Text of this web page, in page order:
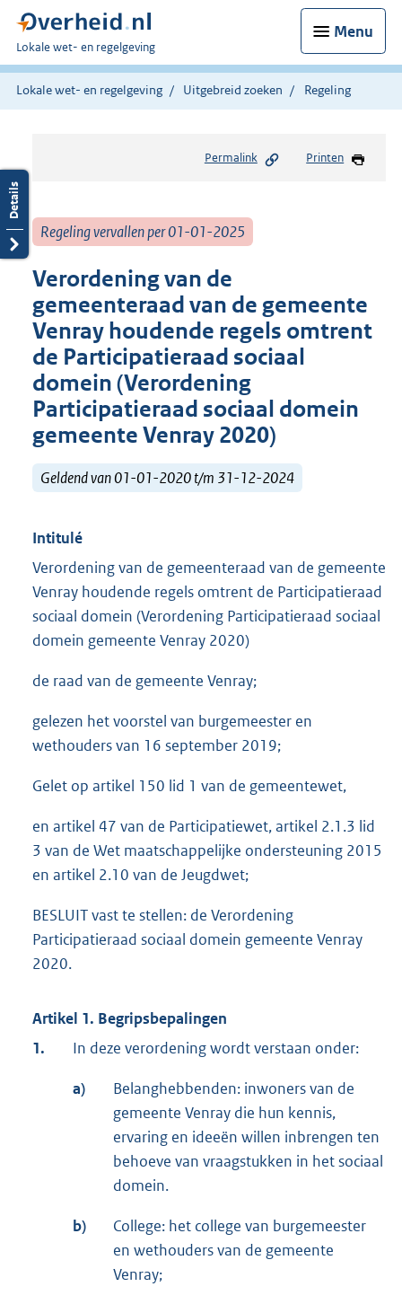
Menu
U
bent
hier:
Lokale wet- en regelgeving
Lokale wet- en regelgeving Uitgebreid zoeken Regeling
Permalink Printen
Regeling vervallen per 01-01-2025
Verordening van de
gemeenteraad van de gemeente
Venray houdende regels omtrent
de Participatieraad sociaal
domein (Verordening
Participatieraad sociaal domein
gemeente Venray 2020)
Geldend van 01-01-2020 t/m 31-12-2024
Intitulé
Verordening van de gemeenteraad van de gemeente
Venray houdende regels omtrent de Participatieraad
sociaal domein (Verordening Participatieraad sociaal
domein gemeente Venray 2020)
de raad van de gemeente Venray;
gelezen het voorstel van burgemeester en
wethouders van 16 september 2019;
Gelet op artikel 150 lid 1 van de gemeentewet,
en artikel 47 van de Participatiewet, artikel 2.1.3 lid
3 van de Wet maatschappelijke ondersteuning 2015
en artikel 2.10 van de Jeugdwet;
BESLUIT vast te stellen: de Verordening
Participatieraad sociaal domein gemeente Venray
2020.
Artikel 1. Begripsbepalingen
1.
In deze verordening wordt verstaan onder:
a)
Belanghebbenden: inwoners van de
gemeente Venray die hun kennis,
ervaring en ideeën willen inbrengen ten
behoeve van vraagstukken in het sociaal
domein.
b)
College: het college van burgemeester
en wethouders van de gemeente
Venray;